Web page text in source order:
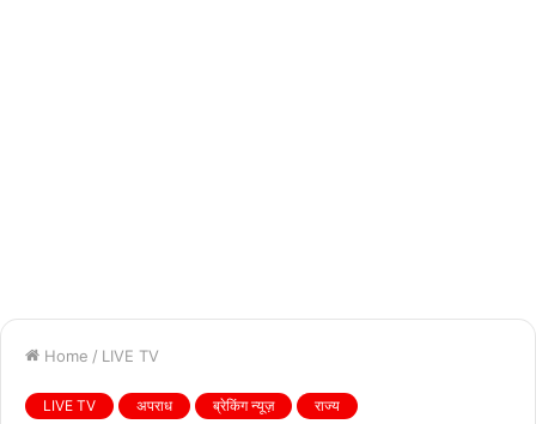
Home / LIVE TV
LIVE TV अपराध ब्रेकिंग न्यूज़ राज्य